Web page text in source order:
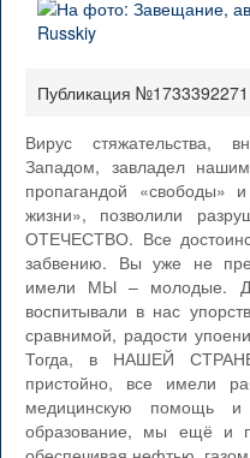
Публикация №1733392271
Вирус стяжательства,
Западом, завладел
пропагандой «свободы»
жизни», позволили
ОТЕЧЕСТВО. Все
забвению. Вы уже не
имели МЫ – молодые.
воспитывали в нас
сравнимой, радости
Тогда, в НАШЕЙ
пристойно, все имели
медицинскую помощь
образование, мы ещё и